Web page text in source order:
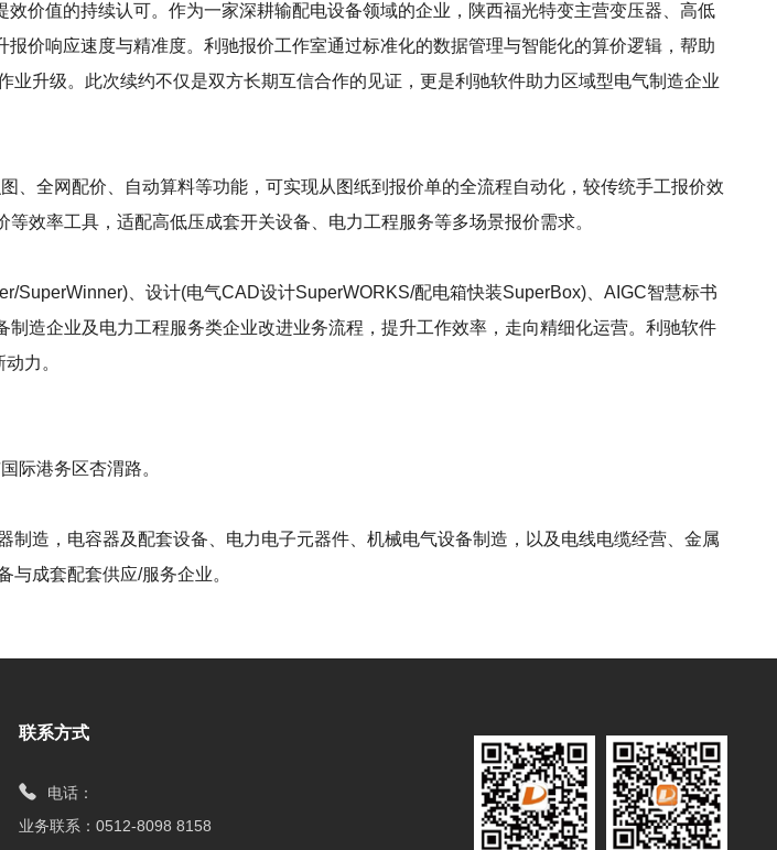
价值的持续认可。作为一家深耕输配电设备领域的企业，陕西福光特变主营变压器、高低
价响应速度与精准度。利驰报价工作室通过标准化的数据管理与智能化的算价逻辑，帮助
业升级。此次续约不仅是双方长期互信合作的见证，更是利驰软件助力区域型电气制造企业
、全网配价、自动算料等功能，可实现从图纸到报价单的全流程自动化，较传统手工报价效
效率工具，适配高低压成套开关设备、电力工程服务等多场景报价需求。
SuperWinner)、设计(电气CAD设计SuperWORKS/配电箱快装SuperBox)、AIGC智慧标书
造企业及电力工程服务类企业改进业务流程，提升工作效率，走向精细化运营。利驰软件
力。
际港务区杏渭路。
造，电容器及配套设备、电力电子元器件、机械电气设备制造，以及电线电缆经营、金属
成套配套供应/服务企业。
联系方式
电话：
业务联系：0512-8098 8158